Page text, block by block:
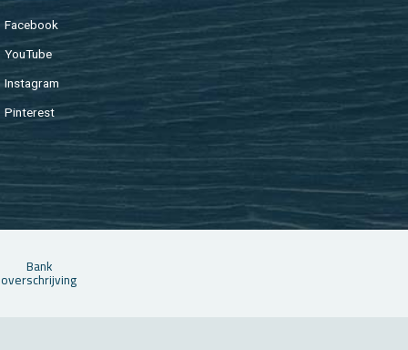
Fa­cebook
You­Tu­be
In­st­agram
Pin­te­rest
Bank
over­schrij­ving